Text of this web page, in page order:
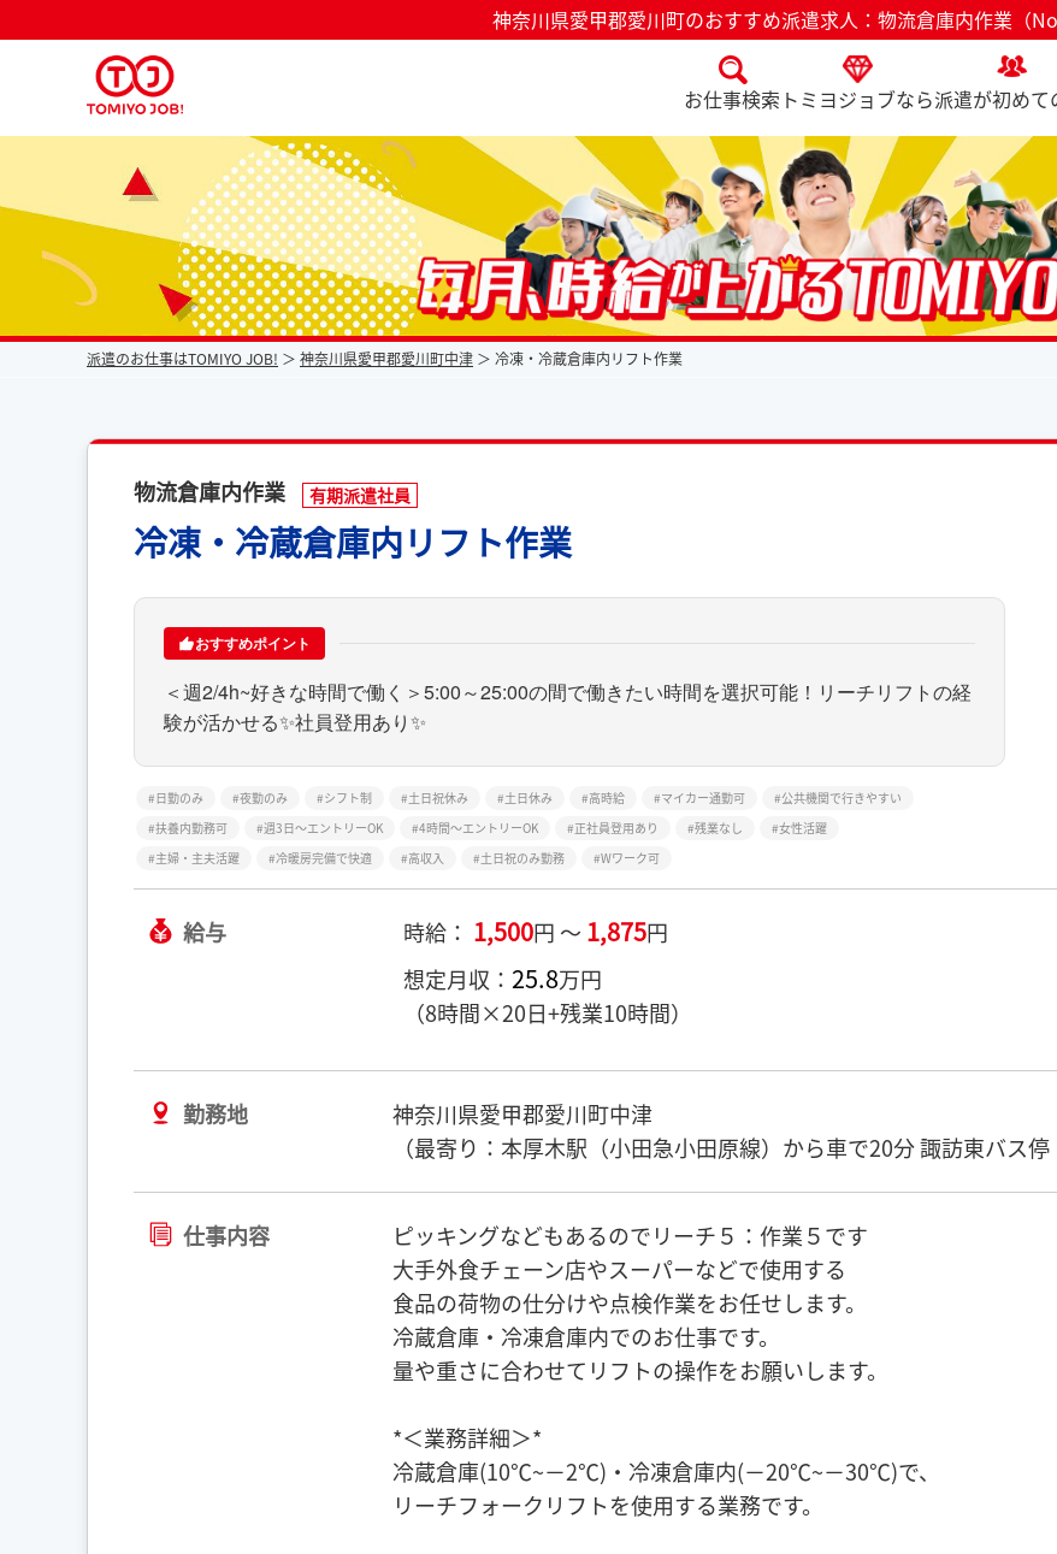
神奈川県愛甲郡愛川町のおすすめ派遣求人：物流倉庫内作業（
お仕事検索 トミヨジョブなら派遣が初めて
派遣なら毎月時給が上がるトミヨジョブ
派遣のお仕事はTOMIYO JOB! 神奈川県愛甲郡愛川町中津 冷凍・冷蔵倉庫内リフト作業
物流倉庫内作業 有期派遣社員
冷凍・冷蔵倉庫内リフト作業
おすすめポイント
＜週2/4h~好きな時間で働く＞5:00～25:00の間で働きたい時間を選択可能！リーチリフトの経
験が活かせる✨社員登用あり✨
日勤のみ 夜勤のみ シフト制 土日祝休み 土日休み 高時給 マイカー通勤可
公共機関で行きやすい
扶養内勤務可
週3日～エントリーOK 4時間～エントリーOK 正社員登用あり 残業なし
女性活躍
主婦・主夫活躍
冷暖房完備で快適 高収入 土日祝のみ勤務 Wワーク可
給与 時給： 1,500円 ～ 1,875円
想定月収： 25.8万円
（8時間×20日+残業10時間）
勤務地
神奈川県愛甲郡愛川町中津
（最寄り：本厚木駅（小田急小田原線）から車で20分 諏訪東バス
仕事内容
ピッキングなどもあるのでリーチ５：作業５です
大手外食チェーン店やスーパーなどで使用する
食品の荷物の仕分けや点検作業をお任せします。
冷蔵倉庫・冷凍倉庫内でのお仕事です。
量や重さに合わせてリフトの操作をお願いします。
*＜業務詳細＞*
冷蔵倉庫(10℃~−2℃)・冷凍倉庫内(−20℃~−30℃)で、
リーチフォークリフトを使用する業務です。